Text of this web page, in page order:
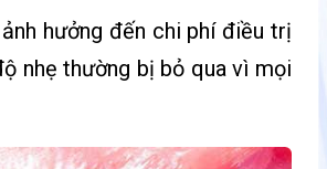
hưởng đến chi phí điều trị
nhẹ thường bị bỏ qua vì mọi